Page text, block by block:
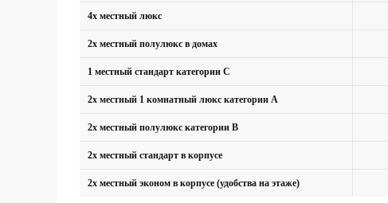
4х местный люкс
2х местный полулюкс в домах
1 местный стандарт категории С
2х местный 1 комнатный люкс категории А
2х местный полулюкс категории В
2х местный стандарт в корпусе
2х местный эконом в корпусе (удобства на этаже)